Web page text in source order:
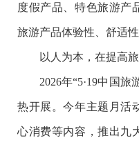
度假产品、特色旅游产
旅游产品体验性、舒适性
以人为本，在提高
2026年“5·19中国
热开展。今年主题月活
心消费等内容，推出九